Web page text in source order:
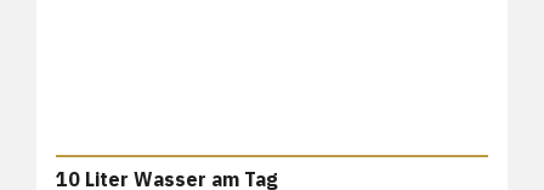
10 Liter Wasser am Tag